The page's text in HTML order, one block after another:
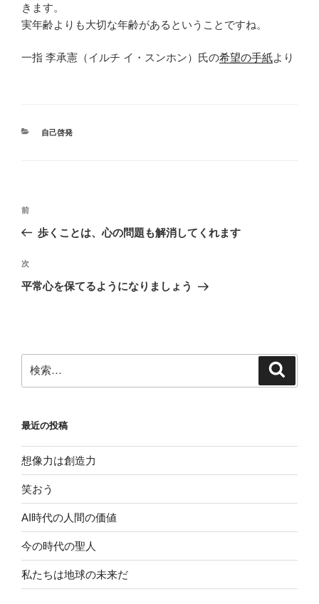
きます。
実年齢よりも大切な年齢があるということですね。
一指 李承憲（イルチ イ・スンホン）氏の希望の手紙より
カ
自己啓発
投
ビ
ゲ
ン
前
の
稿
前
歩くことは、心の問題も解消してくれます
次
の
次
平常心を保てるようになりましょう
索:
最近の投稿
想像力は創造力
笑おう
AI時代の人間の価値
今の時代の聖人
私たちは地球の未来だ